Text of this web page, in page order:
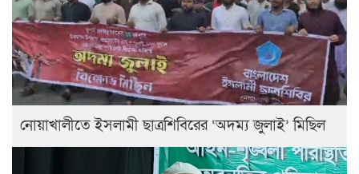
নোয়াখালীতে ইসলামী ছাত্রশিবিরের ‘অদম্য জুলাই’ মিছিল